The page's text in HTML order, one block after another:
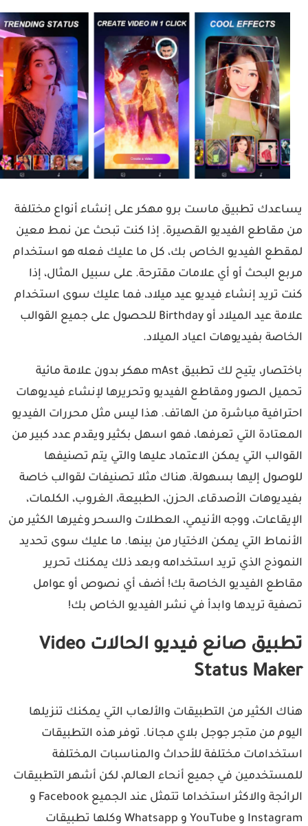
تطبيق ماست برو مهكر على إنشاء أنواع مختلفة
الفيديو القصيرة. إذا كنت تبحث عن نمط معين
الفيديو الخاص بك، كل ما عليك فعله هو استخدام
البحث أو أي علامات مقترحة. على سبيل المثال، إذا
تريد إنشاء فيديو عيد ميلاد، فما عليك سوى استخدام
علامة عيد الميلاد أو Birthday للحصول على جميع القوالب
بفيديوهات اعياد الميلاد.
باختصار، يتيح لك تطبيق mAst مهكر بدون علامة مائية
الصور ومقاطع الفيديو وتحريرها لإنشاء فيديوهات
مباشرة من الهاتف. هذا ليس مثل محررات الفيديو
التي تعرفها، فهو اسهل بكثير ويقدم عدد كبير من
التي يمكن الاعتماد عليها والتي يتم تصنيفها
إليها بسهولة. هناك مثلا تصنيفات لقوالب خاصة
الأصدقاء، الحزن، الطبيعة، الغروب، الكلمات،
ووجه الأنيمي، العطلات والسحر وغيرها الكثير من
التي يمكن الاختيار من بينها. ما عليك سوى تحديد
الذي تريد استخدامه وبعد ذلك يمكنك تحرير
الفيديو الخاصة بك! أضف أي نصوص أو عوامل
تريدها وابدأ في نشر الفيديو الخاص بك!
تطبيق صانع فيديو الحالات Video
Status
الكثير من التطبيقات والألعاب التي يمكنك تنزيلها
من متجر جوجل بلاي مجانا. توفر هذه التطبيقات
مختلفة للأحداث والمناسبات المختلفة
في جميع أنحاء العالم، لكن أشهر التطبيقات
الرائجة والاكثر استخداما تتمثل عند الجميع Facebook و
Instagram و YouTube و Whatsapp وكلها تطبيقات